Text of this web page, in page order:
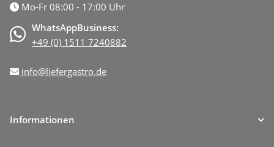
Mo-Fr 08:00 - 17:00 Uhr
WhatsAppBusiness:
+49 (0) 1511 7240882
info@liefergastro.de
Informationen